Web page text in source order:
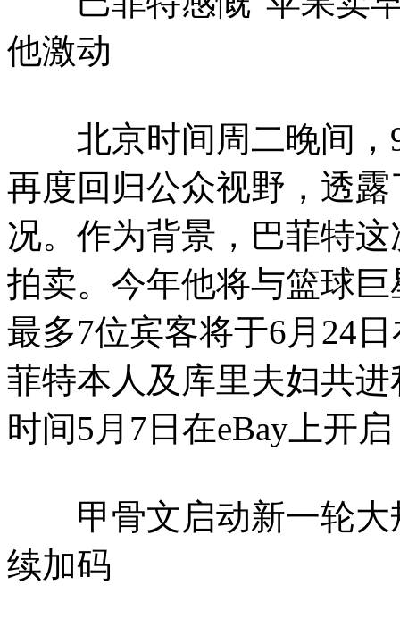
他激动
北京时间周二晚间，
再度回归公众视野，透
况。作为背景，巴菲特
拍卖。今年他将与篮球
最多7位宾客将于6月24
菲特本人及库里夫妇共
时间5月7日在eBay上开
甲骨文启动新一轮大
续加码